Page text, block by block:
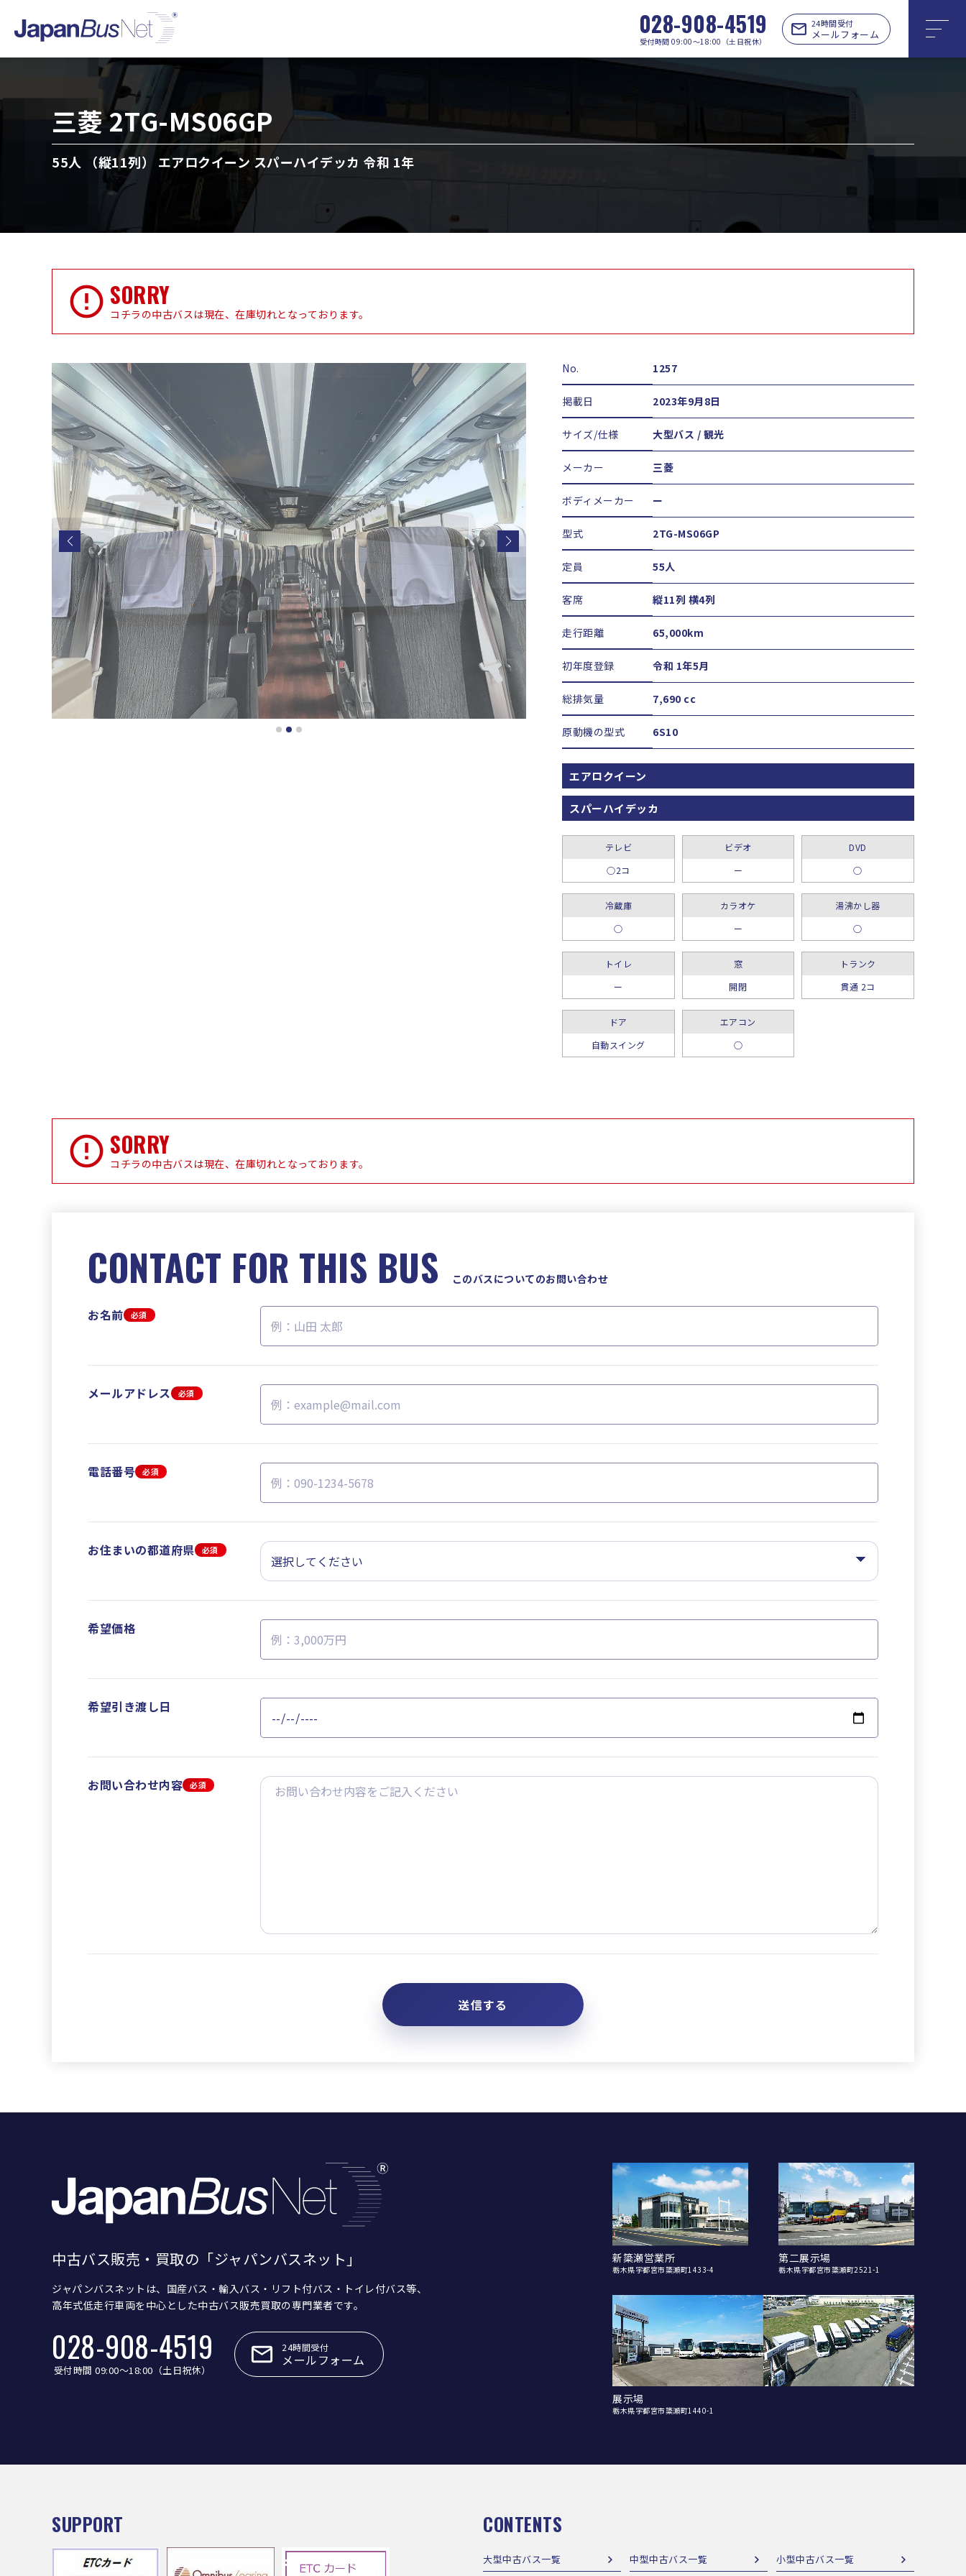
028-908-4519
受付時間 09:00〜18:00（土日祝休）
24時間受付
メールフォーム
三菱 2TG-MS06GP
55人 （縦11列） エアロクイーン スパーハイデッカ 令和 1年
SORRY
コチラの中古バスは現在、在庫切れとなっております。
No. 1257
掲載日 2023年9月8日
サイズ/仕様 大型バス / 観光
メーカー 三菱
ボディメーカー ー
型式 2TG-MS06GP
定員 55人
客席 縦11列 横4列
走行距離 65,000km
初年度登録 令和 1年5月
総排気量 7,690 cc
原動機の型式 6S10
エアロクイーン
スパーハイデッカ
テレビ
○2コ
ビデオ
ー
DVD
○
冷蔵庫
○
カラオケ
ー
湯沸かし器
○
トイレ
ー
窓
開閉
トランク
貫通 2コ
ドア
自動スイング
エアコン
○
SORRY
コチラの中古バスは現在、在庫切れとなっております。
CONTACT FOR THIS BUS このバスについてのお問い合わせ
お名前 必須
メールアドレス 必須
電話番号 必須
お住まいの都道府県 必須
希望価格
希望引き渡し日
お問い合わせ内容 必須
中古バス販売・買取の「ジャパンバスネット」
ジャパンバスネットは、国産バス・輸入バス・リフト付バス・トイレ付バス等、
高年式低走行車両を中心とした中古バス販売買取の専門業者です。
028-908-4519
受付時間 09:00〜18:00（土日祝休）
24時間受付
メールフォーム
新簗瀬営業所
栃木県宇都宮市簗瀬町1433-4
第二展示場
栃木県宇都宮市簗瀬町2521-1
展示場
栃木県宇都宮市簗瀬町1440-1
SUPPORT CONTENTS
大型中古バス一覧 中型中古バス一覧 小型中古バス一覧